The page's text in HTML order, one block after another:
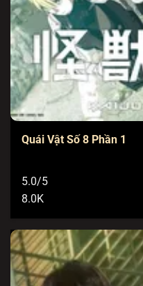
Quái Vật Số 8 Phần 1
5.0/5
8.0K